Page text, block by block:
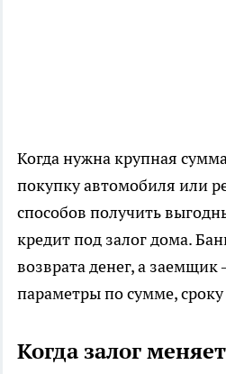
Когда нужна крупная
покупку автомобиля или
способов получить
кредит под залог дома.
возврата денег, а
параметры по сумме,
Когда залог